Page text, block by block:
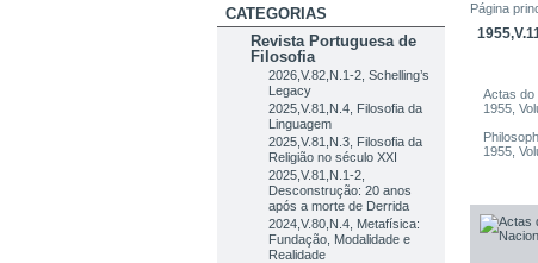
CATEGORIAS
Revista Portuguesa de
Filosofia
2026,V.82,N.1-2, Schelling’s
Legacy
2025,V.81,N.4, Filosofia da
Linguagem
2025,V.81,N.3, Filosofia da
Religião no século XXI
2025,V.81,N.1-2,
Desconstrução: 20 anos
após a morte de Derrida
2024,V.80,N.4, Metafísica:
Fundação, Modalidade e
Realidade
Página
Actas do
1955,
1955,